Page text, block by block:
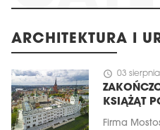
ARCHITEKTURA I
schedule 03
KSIĄŻĄT
Firma